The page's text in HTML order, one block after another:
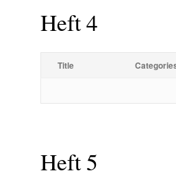
Heft 4
Title
Heft 5